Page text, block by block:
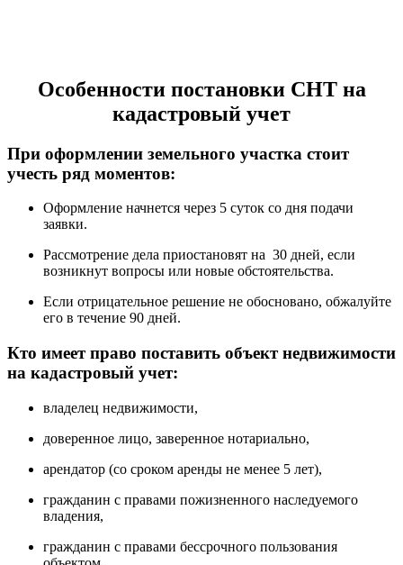
Особенности постановки СНТ на
кадастровый учет
При оформлении земельного участка стоит
учесть ряд моментов:
Оформление начнется через 5 суток со дня подачи
заявки.
Рассмотрение дела приостановят на 30 дней, если
возникнут вопросы или новые обстоятельства.
Если отрицательное решение не обосновано, обжалуйте
его в течение 90 дней.
Кто имеет право поставить объект недвижимости
на кадастровый учет:
владелец недвижимости,
доверенное лицо, заверенное нотариально,
арендатор (со сроком аренды не менее 5 лет),
гражданин с правами пожизненного наследуемого
владения,
гражданин с правами бессрочного пользования